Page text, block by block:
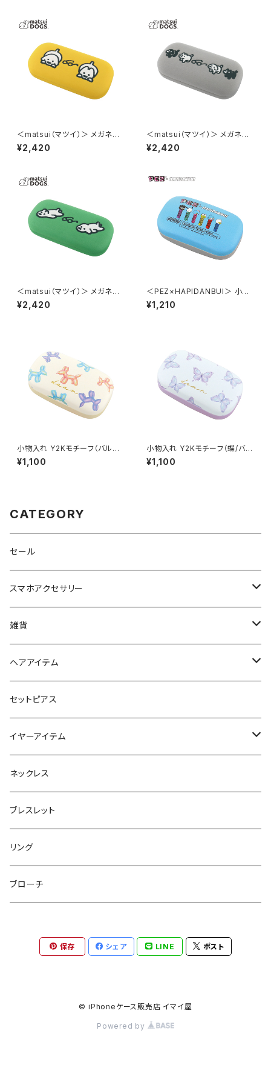
＜matsui（マツイ）＞ メガネケ
ース（メガネクロス付き） matsu
i DOGS LMA-G007-YE（イエ
¥2,420
＜matsui（マツイ）＞ メガネケ
ース（メガネクロス付き） matsu
i DOGS LMA-G007-GY（グレ
¥2,420
＜matsui（マツイ）＞ メガネケ
ース（メガネクロス付き） matsu
i DOGS LMA-G007-GR（グリ
¥2,420
＜PEZ×HAPIDANBUI＞ 小物
入れ HAPIDANBUI/はぴだん
ぶい LPS-G002-BL（ブルー）
¥1,210
小物入れ Y2Kモチーフ（バルー
ンドッグ） GKO0036-D
¥1,100
小物入れ Y2Kモチーフ（蝶/バタ
フライ） GKO0036-C
¥1,100
CATEGORY
セール
スマホアクセサリー
iPhoneケース
スマホリング＆グリップ
マルチショルダー
雑貨
ポーチ
マチ付きポーチ
フラットポーチ
スマートキーポーチ
チャーム / カラビナ
ウォレット / 財布
トートバッグ
パスケース
ミラー
ハンドタオル
ヘアアイテム
静電気軽減ヘアブレスレット
ポニーフック
テールクラッチ
シュシュット
キープスタイラー
ヘアピン
ヘアクリップ
セットピアス
イヤーアイテム
ステンレスピアス
ピアス
イヤリング
セットピアス
イヤーカフ
ネックレス
ブレスレット
リング
ブローチ
保存 シェア LINE ポスト
© iPhoneケース販売店 イマイ屋
Powered by